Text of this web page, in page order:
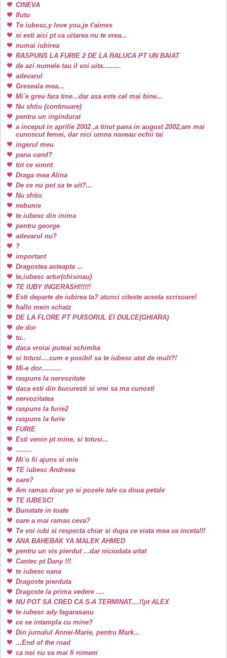
CINEVA
flutu
Te iubesc,y love you,je t'aimes
si esti aici pt ca uitarea nu te vrea...
numai iubirea
RASPUNS LA FURIE 2 DE LA RALUCA PT UN BAIAT
de azi numele tau il voi uita.........
adevarul
Greseala mea...
Mi`e greu fara tine...dar asa este cel mai bine...
Nu shtiu (continuare)
pentru un ingindurat
a inceput in aprilie 2002 ,a tinut pana in august 2002,am mai
cunoscut femei, dar nici umna naveau ochii tai
ingerul meu
pana cand?
tot ce simnt
Draga mea Alina
De ce nu pot sa te uit?...
Nu shtiu
nebunie
te iubesc din inima
pentru george
adevarul nu?
?
important
Dragostea asteapta ...
te,iubesc artur(chisinau)
TE IUBY INGERASH!!!!!!
Esti departe de iubirea ta? atunci citeste acesta scrisoare!
hallo mein schatz
DE LA FLORE PT PUISORUL EI DULCE(GHIARA)
de dor
tu..
daca vroiai puteai schimba
si totusi....cum e posibil sa te iubesc atat de mult?!
Mi-e dor..........
raspuns la nervozitate
daca esti din bucuresti si vrei sa ma cunosti
nervozitatea
raspuns la furie2
raspuns la furie
FURIE
Esti venin pt mine, si totusi...
........
Mi`o fii ajuns si mie
TE iubesc Andreea
oare?
Am ramas doar yo si pozele tale ca doua petale
TE IUBESC!
Bunatate in toate
oare a mai ramas ceva?
Te voi iubi si respecta chiar si dupa ce viata mea va inceta!!!
ANA BAHEBAK YA MALEK AHMED
pentru un vis pierdut ...dar niciodata uitat
Cantec pt Dany !!!
te iubesc oana
Dragoste pierduta
Dragoste la prima vedere ....
NU POT SA CRED CA S-A TERMINAT....!!pt ALEX
te iubesc ady fagarasanu
ce se intampla cu mine?
Din jurnalul Annei-Marie, pentru Mark...
...End of the road
ca noi nu va mai fi nimeni